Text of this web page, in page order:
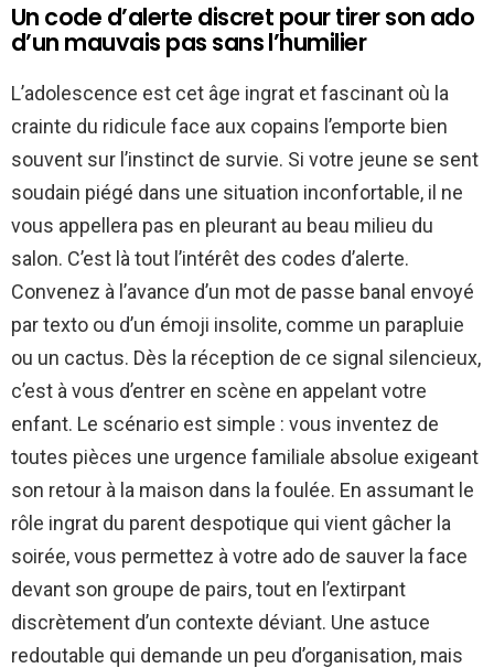
Un code d’alerte discret pour tirer son ado
d’un mauvais pas sans l’humilier
L’adolescence est cet âge ingrat et fascinant où la
crainte du ridicule face aux copains l’emporte bien
souvent sur l’instinct de survie. Si votre jeune se sent
soudain piégé dans une situation inconfortable, il ne
vous appellera pas en pleurant au beau milieu du
salon. C’est là tout l’intérêt des codes d’alerte.
Convenez à l’avance d’un mot de passe banal envoyé
par texto ou d’un émoji insolite, comme un parapluie
ou un cactus. Dès la réception de ce signal silencieux,
c’est à vous d’entrer en scène en appelant votre
enfant. Le scénario est simple : vous inventez de
toutes pièces une urgence familiale absolue exigeant
son retour à la maison dans la foulée. En assumant le
rôle ingrat du parent despotique qui vient gâcher la
soirée, vous permettez à votre ado de sauver la face
devant son groupe de pairs, tout en l’extirpant
discrètement d’un contexte déviant. Une astuce
redoutable qui demande un peu d’organisation, mais